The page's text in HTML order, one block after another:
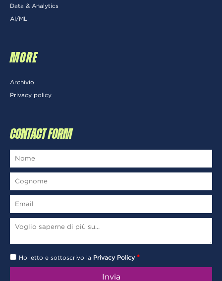
Data & Analytics
AI/ML
MORE
Archivio
Privacy policy
CONTACT FORM
Ho letto e sottoscrivo la Privacy Policy *